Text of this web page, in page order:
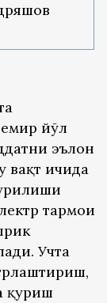
йўл
эълон
вақт ичида
тармоғи
Учта
қуриш